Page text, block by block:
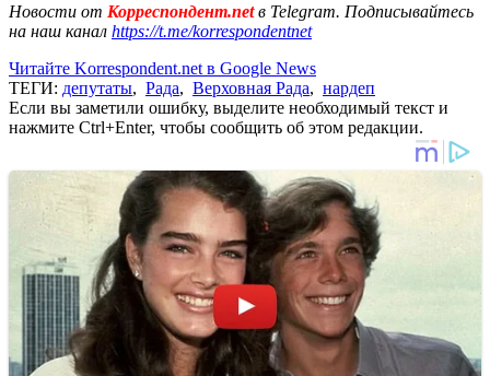
Новости от Корреспондент.netв Telegram. Подписывайтесь
на наш канал https://t.me/korrespondentnet
Читайте Korrespondent.net в Google News
ТЕГИ: депутаты, Рада, Верховная Рада, нардеп
Если вы заметили ошибку, выделите необходимый текст и
нажмите Ctrl+Enter, чтобы сообщить об этом редакции.